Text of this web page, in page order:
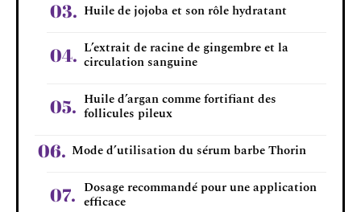
Huile de jojoba et son rôle hydratant
L’extrait de racine de gingembre et la
circulation sanguine
Huile d’argan comme fortifiant des
follicules pileux
Mode d’utilisation du sérum barbe Thorin
Dosage recommandé pour une application
efficace